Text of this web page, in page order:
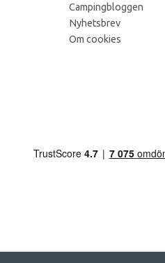
Campingbloggen
Nyhetsbrev
Om cookies